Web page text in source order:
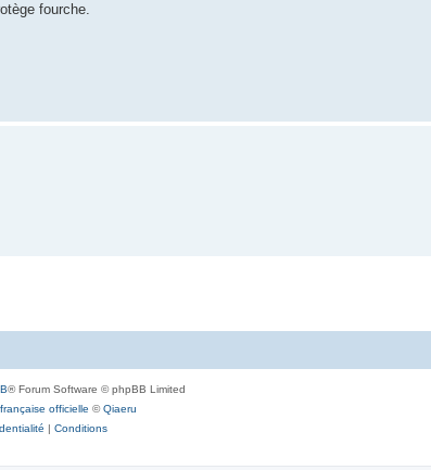
fourche.
® Forum Software © phpBB Limited
officielle ©Qiaeru
| Conditions